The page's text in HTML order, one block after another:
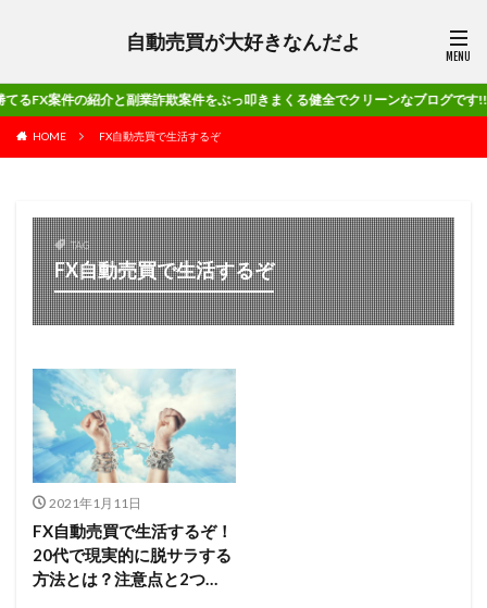
自動売買が大好きなんだよ
介と副業詐欺案件をぶっ叩きまくる健全でクリーンなブログです!!
HOME FX自動売買で生活するぞ
TAG
FX自動売買で生活するぞ
2021年1月11日
FX自動売買で生活するぞ！
20代で現実的に脱サラする
方法とは？注意点と2つ…